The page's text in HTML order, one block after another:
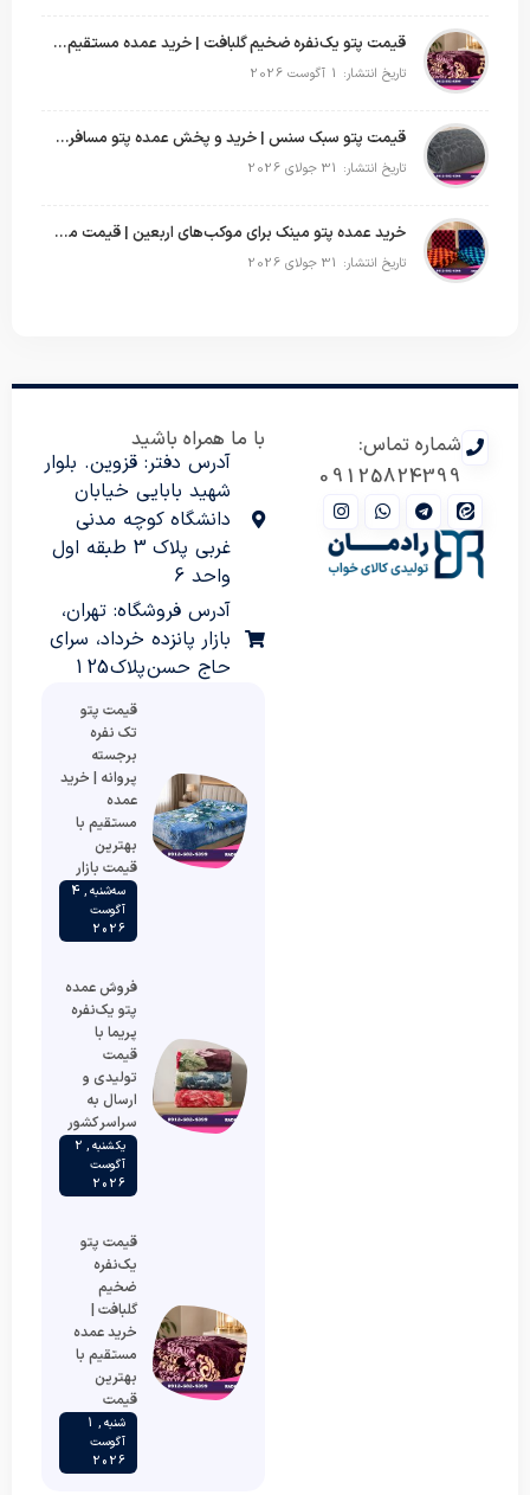
قیمت پتو یک‌نفره ضخیم گلبافت | خرید عمده مستقیم با بهترین قیمت
تاریخ انتشار: 1 آگوست 2026
قیمت پتو سبک سنس | خرید و پخش عمده پتو مسافرتی Sense
تاریخ انتشار: 31 جولای 2026
خرید عمده پتو مینک برای موکب‌های اربعین | قیمت مناسب و ارسال سریع
تاریخ انتشار: 31 جولای 2026
شماره تماس:
09125824399
با ما همراه باشید
آدرس دفتر: قزوین. بلوار
شهید بابایی خیابان
دانشگاه کوچه مدنی
غربی پلاک 3 طبقه اول
واحد 6
آدرس فروشگاه: تهران،
بازار پانزده خرداد، سرای
حاج حسن پلاک 125
قیمت پتو
تک نفره
برجسته
پروانه | خرید
عمده
مستقیم با
بهترین
قیمت بازار
سه‌شنبه , 4
آگوست
2026
فروش عمده
پتو یک‌نفره
پریما با
قیمت
تولیدی و
ارسال به
سراسر کشور
یکشنبه , 2
آگوست
2026
قیمت پتو
یک‌نفره
ضخیم
گلبافت |
خرید عمده
مستقیم با
بهترین
قیمت
شنبه , 1
آگوست
2026